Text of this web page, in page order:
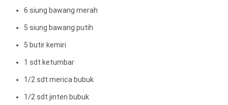
6 siung bawang merah
5 siung bawang putih
5 butir kemiri
1 sdt ketumbar
1/2 sdt merica bubuk
1/2 sdt jinten bubuk